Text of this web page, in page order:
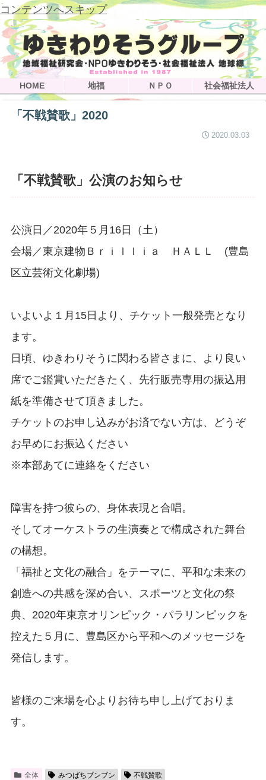
コンテンツへスキップ
HOME 地福 ＮＰＯ 社会福祉法人
「不戦賛歌」2020
2020.03.03
「不戦賛歌」公演のお知らせ
公演日／2020年５月16日（土）
会場／東京建物Ｂｒｉｌｌｉａ ＨＡＬＬ (豊島
区立芸術文化劇場)
いよいよ１月15日より、チケット一般発売となり
ます。
日頃、ゆきわりそうに関わる皆さまに、より良い
席でご鑑賞いただきたく、先行販売専用の振込用
紙を準備させて頂きました。
チケットのお申し込みがお済でない方は、どうぞ
お早めにお振込ください
※本部あてに連絡をください
障害を持つ彼らの、身体表現と合唱。
そしてオーケストラの生演奏とで構成された舞台
の構想。
「福祉と文化の融合」をテーマに、平和な未来の
創造への共感を深め合い、スポーツと文化の祭
典、2020年東京オリンピック・パラリンピックを
控えた５月に、豊島区から平和へのメッセージを
発信します。
皆様のご来場を心よりお待ち申し上げておりま
す。
全体 みつばちブンブン 不戦賛歌